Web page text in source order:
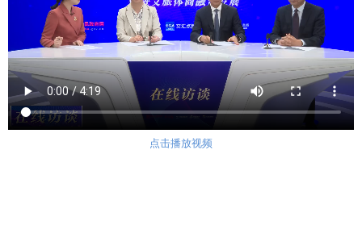
点击播放视频